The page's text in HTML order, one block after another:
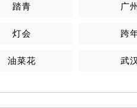
踏青 广
灯会 跨
油菜花 武汉